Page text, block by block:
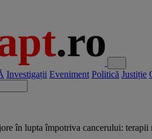
Investigații Eveniment Politică Justiție
în lupta împotriva cancerului: terapii